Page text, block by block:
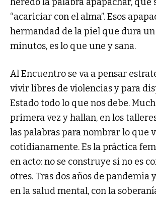
“acariciar con el alma”. Esos
hermandad de la piel que dura
minutos, es lo que une y sana.
Al Encuentro se va a pensar
vivir libres de violencias y para
Estado todo lo que nos debe.
primera vez y hallan, en los
las palabras para nombrar lo que
cotidianamente. Es la práctica
en acto: no se construye si no es
otres. Tras dos años de pandemia
en la salud mental, con la